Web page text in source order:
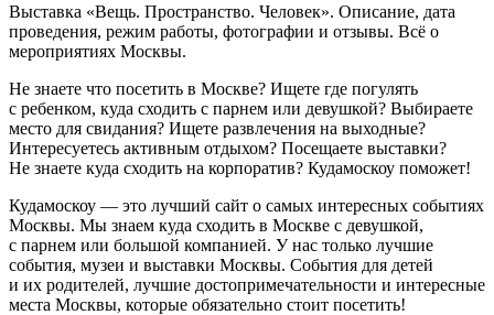
Выставка «Вещь. Пространство. Человек». Описание, дата
проведения, режим работы, фотографии и отзывы. Всё о
мероприятиях Москвы.
Не знаете что посетить в Москве? Ищете где погулять
с ребенком, куда сходить с парнем или девушкой? Выбираете
место для свидания? Ищете развлечения на выходные?
Интересуетесь активным отдыхом? Посещаете выставки?
Не знаете куда сходить на корпоратив? Кудамоскоу поможет!
Кудамоскоу — это лучший сайт о самых интересных событиях
Москвы. Мы знаем куда сходить в Москве с девушкой,
с парнем или большой компанией. У нас только лучшие
события, музеи и выставки Москвы. События для детей
и их родителей, лучшие достопримечательности и интересные
места Москвы, которые обязательно стоит посетить!